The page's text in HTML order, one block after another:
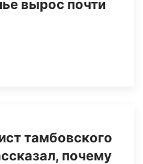
вырос почти
тамбовского
почему